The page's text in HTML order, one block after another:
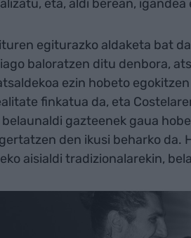
eta, aldi berean, igandea
egiturazko aldaketa bat
baloratzen ditu denbora,
ezin hobeto
finkatua da, eta
belaunaldi gazteenek gaua
den ikusi beharko da.
aisialdi tradizionalarekin,